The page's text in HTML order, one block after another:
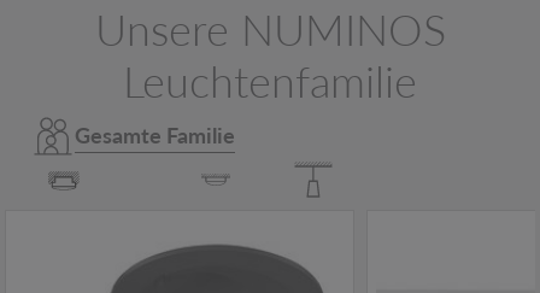
Unsere NUMINOS
Leuchtenfamilie
Gesamte Familie